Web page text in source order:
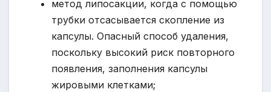
метод липосакции, когда с помощью
трубки отсасывается скопление из
капсулы. Опасный способ удаления,
поскольку высокий риск повторного
появления, заполнения капсулы
жировыми клетками;